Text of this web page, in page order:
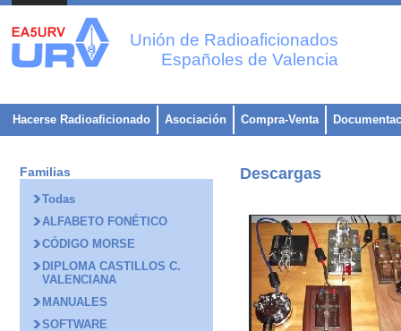
Unión de Radioaficionados
Españoles de Valencia
Hacerse Radioaficionado Asociación Compra-Venta
Descargas
Familias
Todas
ALFABETO FONÉTICO
CÓDIGO MORSE
DIPLOMA CASTILLOS C.
VALENCIANA
MANUALES
SOFTWARE